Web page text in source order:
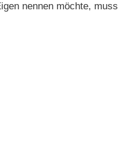
nennen möchte, muss